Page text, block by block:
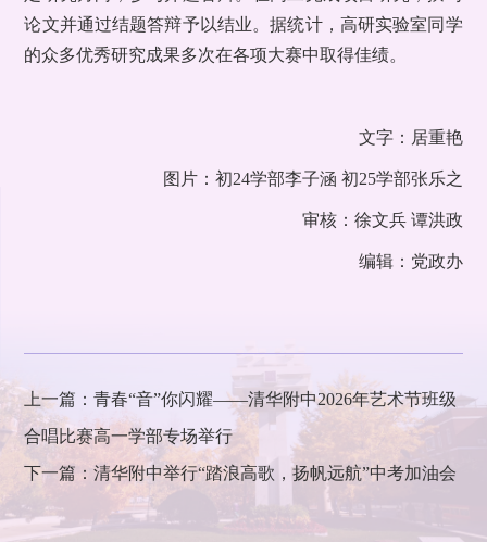
论文并通过结题答辩予以结业。据统计，高研实验室同学
的众多优秀研究成果多次在各项大赛中取得佳绩。
文字：居重艳
图片：初24学部李子涵 初25学部张乐之
审核：徐文兵 谭洪政
编辑：党政办
上一篇：青春“音”你闪耀——清华附中2026年艺术节班级
合唱比赛高一学部专场举行
下一篇：清华附中举行“踏浪高歌，扬帆远航”中考加油会